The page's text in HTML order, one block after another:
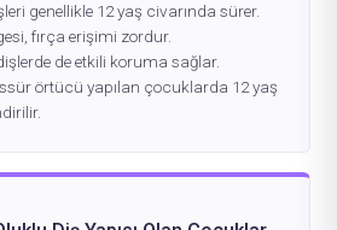
genellikle 12 yaş civarında sürer.
fırça erişimi zordur.
de etkili koruma sağlar.
örtücü yapılan çocuklarda 12 yaş